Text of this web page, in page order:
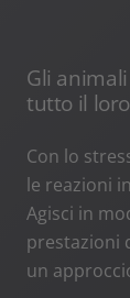
Gli
tutto il
Con lo
le reazioni
Agisci in
prestazioni
un